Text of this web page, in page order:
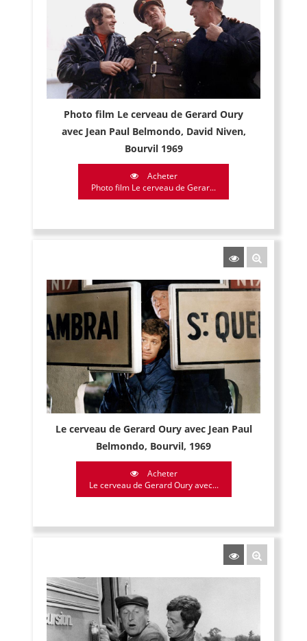
Photo film Le cerveau de Gerard Oury
avec Jean Paul Belmondo, David Niven,
Bourvil 1969
Acheter
Photo film Le cerveau de Gerar...
Le cerveau de Gerard Oury avec Jean Paul
Belmondo, Bourvil, 1969
Acheter
Le cerveau de Gerard Oury avec...